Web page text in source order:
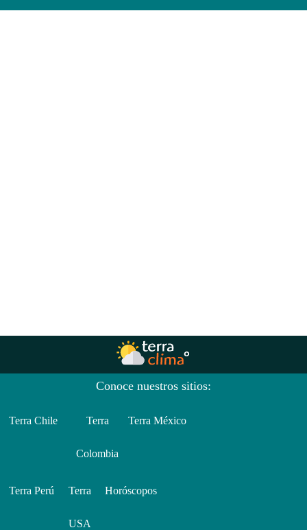
Conoce nuestros sitios:
Terra Chile Terra
Colombia
Terra México
Terra Perú Terra
USA
Horóscopos